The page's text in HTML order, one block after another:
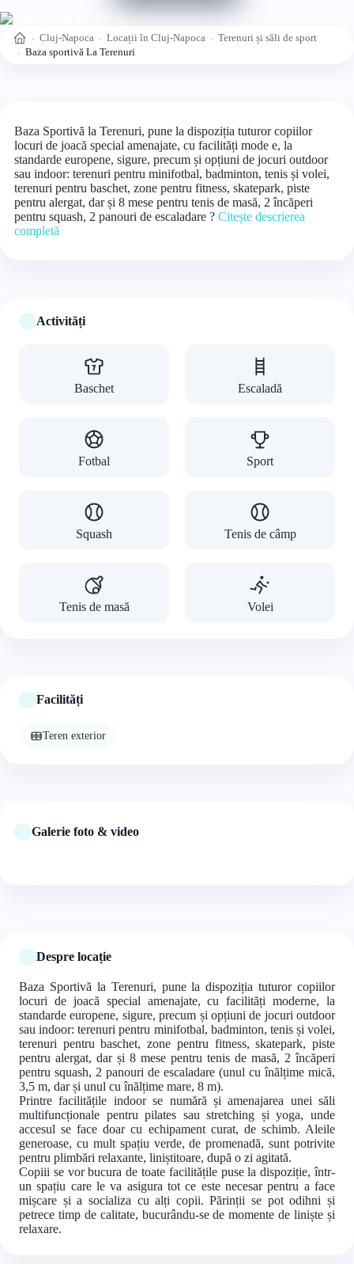
Acasă Cluj-Napoca Locații în Cluj-Napoca
Terenuri și săli de sport
Baza sportivă La Terenuri
Baza Sportivă la Terenuri, pune la dispoziția tuturor copiilor
locuri de joacă special amenajate, cu facilități mode e, la
standarde europene, sigure, precum și opțiuni de jocuri outdoor
sau indoor: terenuri pentru minifotbal, badminton, tenis și volei,
terenuri pentru baschet, zone pentru fitness, skatepark, piste
pentru alergat, dar și 8 mese pentru tenis de masă, 2 încăperi
pentru squash, 2 panouri de escaladare ? Citește descrierea
completă
Activități
Baschet Escaladă
Fotbal Sport
Squash Tenis de câmp
Tenis de masă Volei
Facilități
Teren exterior
Galerie foto & video
Despre locație
Baza Sportivă la Terenuri, pune la dispoziția tuturor copiilor
locuri de joacă special amenajate, cu facilități moderne, la
standarde europene, sigure, precum și opțiuni de jocuri outdoor
sau indoor: terenuri pentru minifotbal, badminton, tenis și volei,
terenuri pentru baschet, zone pentru fitness, skatepark, piste
pentru alergat, dar și 8 mese pentru tenis de masă, 2 încăperi
pentru squash, 2 panouri de escaladare (unul cu înălțime mică,
3,5 m, dar și unul cu înălțime mare, 8 m).
Printre facilitățile indoor se numără și amenajarea unei săli
multifuncționale pentru pilates sau stretching și yoga, unde
accesul se face doar cu echipament curat, de schimb. Aleile
generoase, cu mult spațiu verde, de promenadă, sunt potrivite
pentru plimbări relaxante, liniștitoare, după o zi agitată.
Copiii se vor bucura de toate facilitățile puse la dispoziție, într-
un spațiu care le va asigura tot ce este necesar pentru a face
mișcare și a socializa cu alți copii. Părinții se pot odihni și
petrece timp de calitate, bucurându-se de momente de liniște și
relaxare.